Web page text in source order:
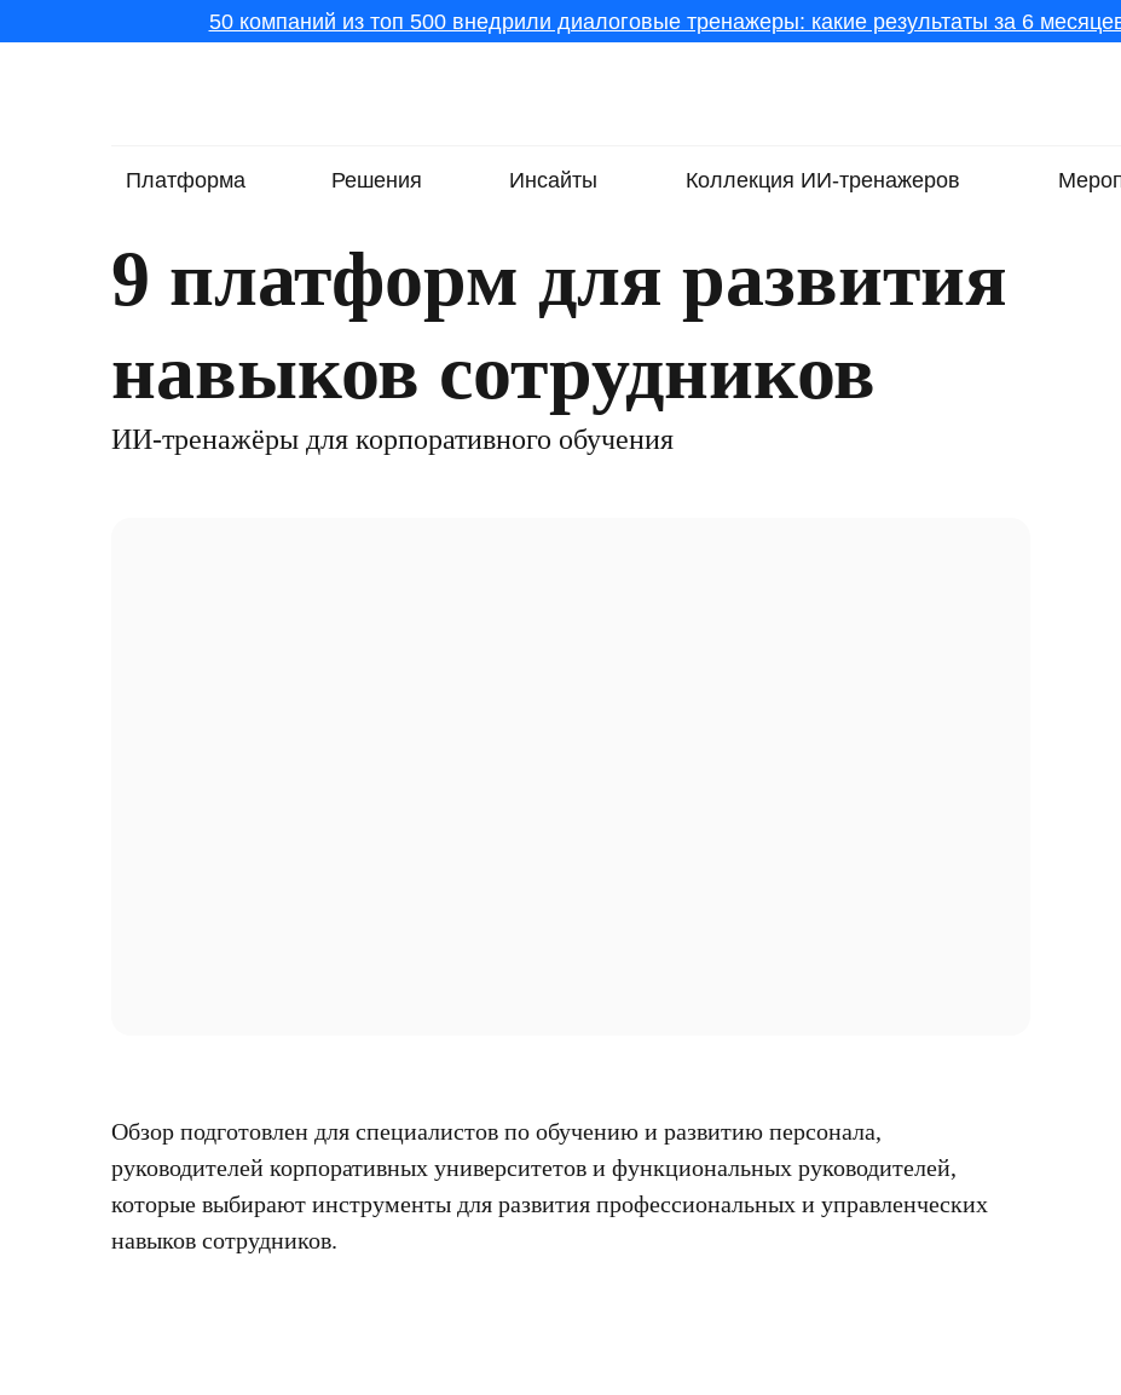
Платформа Решения Инсайты Коллекция ИИ-тренажеров
50 компаний из топ 500 внедрили диалоговые тренажеры: какие результаты за 6
9 платформ для развития
навыков сотрудников
ИИ-тренажёры для корпоративного обучения
Обзор подготовлен для специалистов по обучению и развитию персонала,
руководителей корпоративных университетов и функциональных руководителей,
которые выбирают инструменты для развития профессиональных и управленческих
навыков сотрудников.